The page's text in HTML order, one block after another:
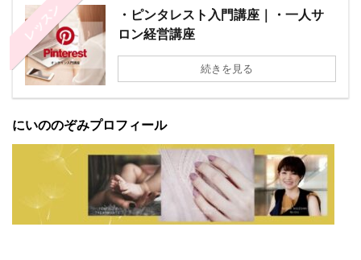
レッスン
・ピンタレスト入門講座｜・一人サ
ロン経営講座
続きを見る
にいののぞみプロフィール